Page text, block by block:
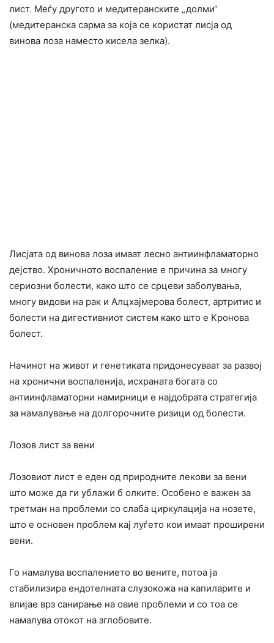
лист. Меѓу другото и медитеранските „долми“
(медитеранска сарма за која се користат лисја од
винова лоза наместо кисела зелка).
Лисјата од винова лоза имаат лесно антиинфламаторно
дејство. Хроничното воспаление е причина за многу
сериозни болести, како што се срцеви заболувања,
многу видови на рак и Алцхајмерова болест, артритис и
болести на дигестивниот систем како што е Кронова
болест.
Начинот на живот и генетиката придонесуваат за развој
на хронични воспаленија, исхраната богата со
антиинфламаторни намирници е најдобрата стратегија
за намалување на долгорочните ризици од болести.
Лозов лист за вени
Лозовиот лист е еден од природните лекови за вени
што може да ги ублажи б олките. Особено е важен за
третман на проблеми со слаба циркулација на нозете,
што е основен проблем кај луѓето кои имаат проширени
вени.
Го намалува воспалението во вените, потоа ја
стабилизира ендотелната слузокожа на капиларите и
влијае врз санирање на овие проблеми и со тоа се
намалува отокот на зглобовите.